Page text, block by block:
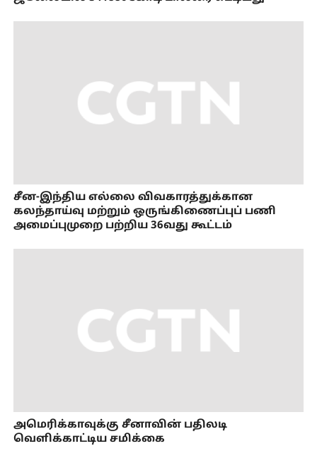
சீன-இந்திய எல்லை விவகாரத்துக்கான
கலந்தாய்வு மற்றும் ஒருங்கிணைப்புப் பணி
அமைப்புமுறை பற்றிய 36வது கூட்டம்
அமெரிக்காவுக்கு சீனாவின் பதிலடி
வெளிக்காட்டிய சமிக்கை